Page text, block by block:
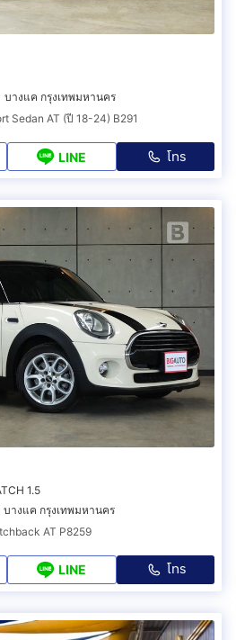
บางแค กรุงเทพมหานคร
Sedan AT (ปี 18-24) B291
LINE โทร
1.5
บางแค กรุงเทพมหานคร
AT P8259
LINE โทร